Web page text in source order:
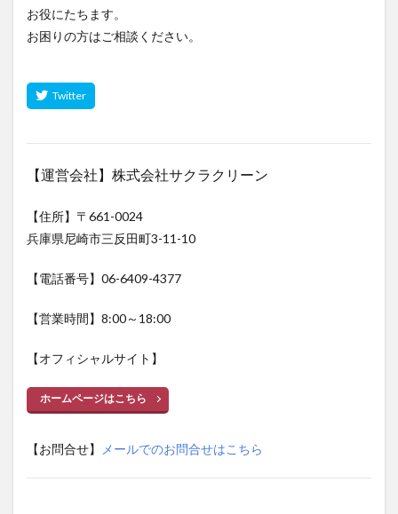
お役にたちます。
お困りの方はご相談ください。
【運営会社】株式会社サクラクリーン
【住所】〒661-0024
兵庫県尼崎市三反田町3-11-10
【電話番号】06-6409-4377
【営業時間】8:00～18:00
【オフィシャルサイト】
ホームページはこちら
【お問合せ】 メールでのお問合せはこちら